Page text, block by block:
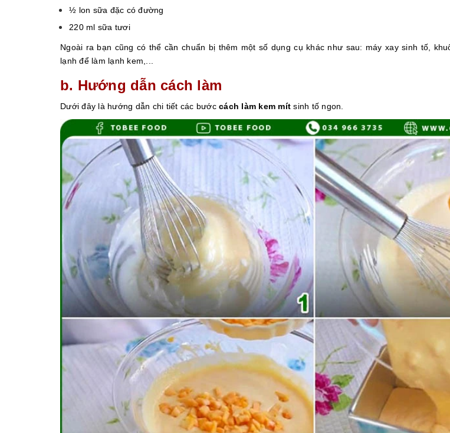
½ lon sữa đặc có đường
220 ml sữa tươi
Ngoài ra bạn cũng có thể cần chuẩn bị thêm một số dụng cụ khác như sau: máy xay sinh tố,
lạnh để làm lạnh kem,...
b. Hướng dẫn cách làm
Dưới đây là hướng dẫn chi tiết các bước cách làm kem mít sinh tố ngon.